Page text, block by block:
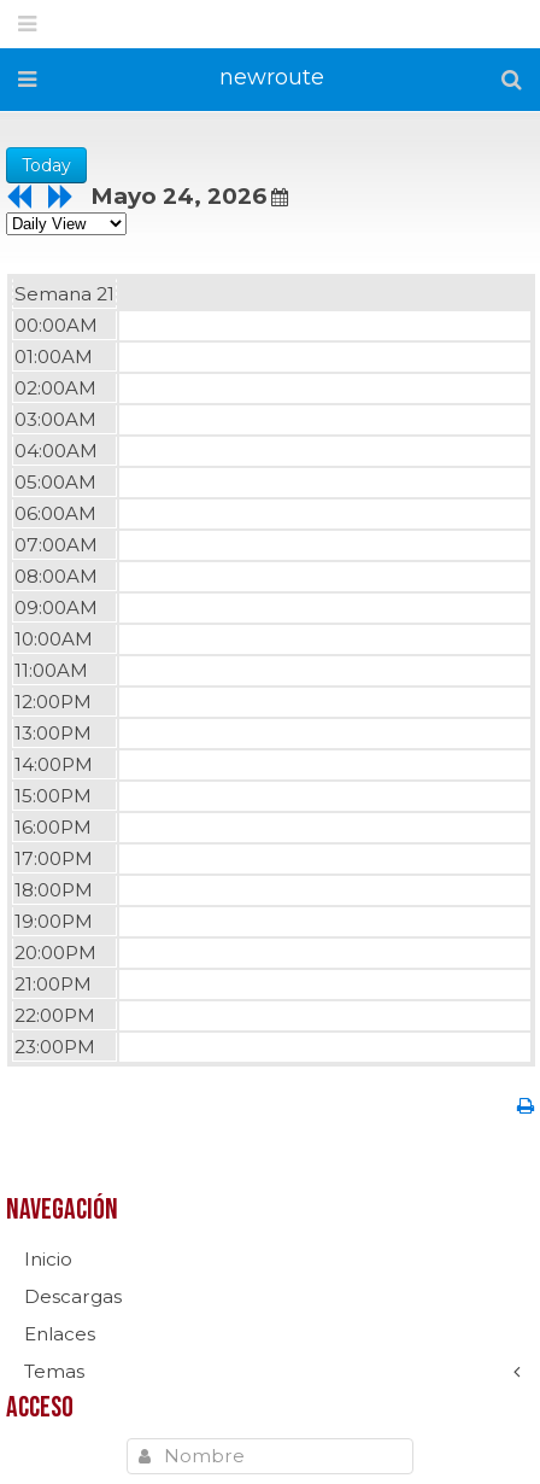
newroute
Today
Mayo 24, 2026
Semana 21
00:00AM
01:00AM
02:00AM
03:00AM
04:00AM
05:00AM
06:00AM
07:00AM
08:00AM
09:00AM
10:00AM
11:00AM
12:00PM
13:00PM
14:00PM
15:00PM
16:00PM
17:00PM
18:00PM
19:00PM
20:00PM
21:00PM
22:00PM
23:00PM
Navegación
Inicio
Descargas
Enlaces
Temas
Acceso